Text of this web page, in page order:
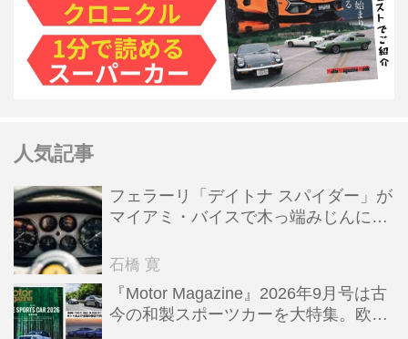
人気記事
フェラーリ「デイトナ スパイダー」が
マイアミ・バイスで木っ端みじんにな
石橋 寛
『Motor Magazine』2026年9月号は古
今の和製スポーツカーを大特集。欧州